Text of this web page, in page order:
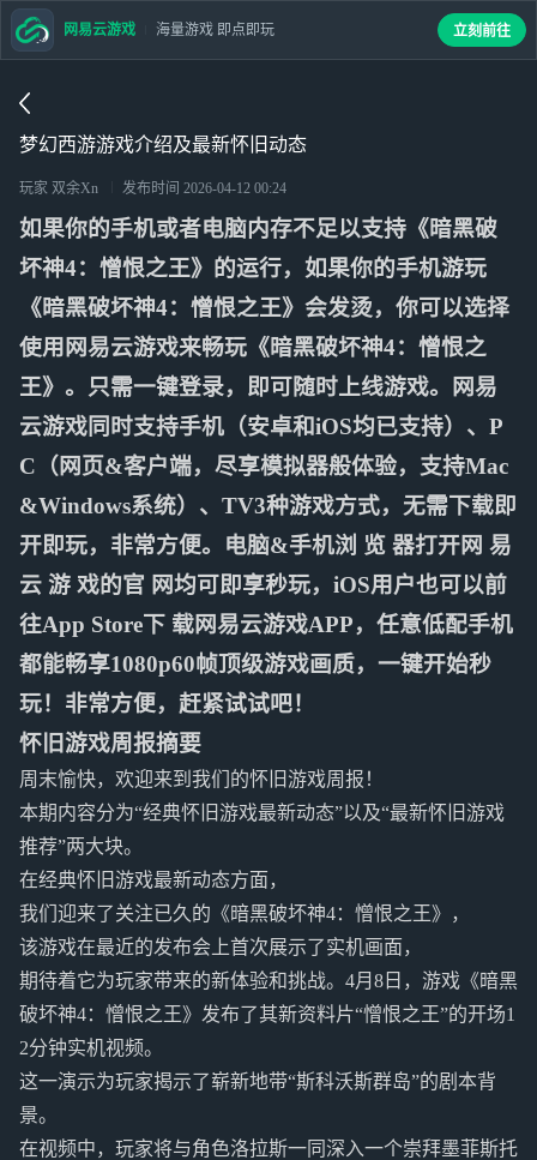
梦幻西游游戏介绍及最新怀旧动态
玩家 双余Xn 发布时间 2026-04-12 00:24
如果你的手机或者电脑内存不足以支持《暗黑破
坏神4：憎恨之王》的运行，如果你的手机游玩
《暗黑破坏神4：憎恨之王》会发烫，你可以选择
使用网易云游戏来畅玩《暗黑破坏神4：憎恨之
王》。只需一键登录，即可随时上线游戏。网易
云游戏同时支持手机（安卓和iOS均已支持）、P
C（网页&客户端，尽享模拟器般体验，支持Mac
&Windows系统）、TV3种游戏方式，无需下载即
开即玩，非常方便。电脑&手机浏 览 器打开网 易
云 游 戏的官 网均可即享秒玩，iOS用户也可以前
往App Store下 载网易云游戏APP，任意低配手机
都能畅享1080p60帧顶级游戏画质，一键开始秒
玩！非常方便，赶紧试试吧！
怀旧游戏周报摘要
周末愉快，欢迎来到我们的怀旧游戏周报！
本期内容分为“经典怀旧游戏最新动态”以及“最新怀旧游戏
推荐”两大块。
在经典怀旧游戏最新动态方面，
我们迎来了关注已久的《暗黑破坏神4：憎恨之王》，
该游戏在最近的发布会上首次展示了实机画面，
期待着它为玩家带来的新体验和挑战。4月8日，游戏《暗黑
破坏神4：憎恨之王》发布了其新资料片“憎恨之王”的开场1
2分钟实机视频。
这一演示为玩家揭示了崭新地带“斯科沃斯群岛”的剧本背
景。
在视频中，玩家将与角色洛拉斯一同深入一个崇拜墨菲斯托
网易云游戏 海量游戏 即点即玩 立刻前往